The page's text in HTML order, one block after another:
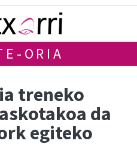
ORIA
treneko
da
egiteko